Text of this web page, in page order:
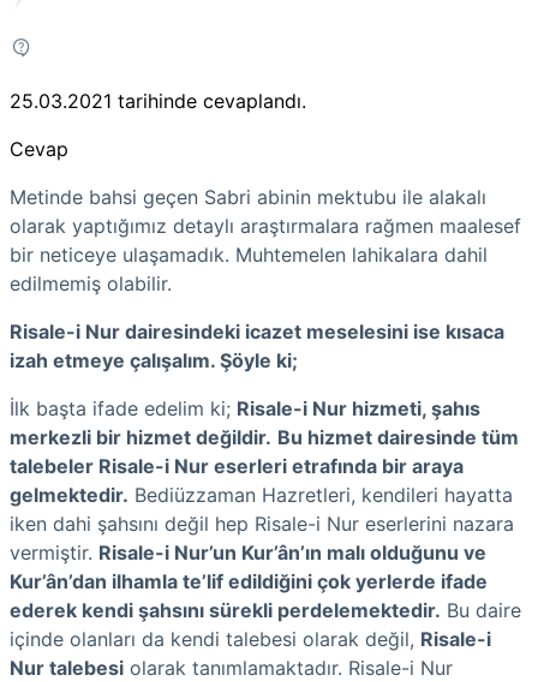
25.03.2021 tarihinde cevaplandı.
Cevap
Metinde bahsi geçen Sabri abinin mektubu ile alakalı
olarak yaptığımız detaylı araştırmalara rağmen maalesef
bir neticeye ulaşamadık. Muhtemelen lahikalara dahil
edilmemiş olabilir.
Risale-i Nur dairesindeki icazet meselesini ise kısaca
izah etmeye çalışalım. Şöyle ki;
İlk başta ifade edelim ki; Risale-i Nur hizmeti, şahıs
merkezli bir hizmet değildir. Bu hizmet dairesinde tüm
talebeler Risale-i Nur eserleri etrafında bir araya
gelmektedir. Bediüzzaman Hazretleri, kendileri hayatta
iken dahi şahsını değil hep Risale-i Nur eserlerini nazara
vermiştir. Risale-i Nur’un Kur’ân’ın malı olduğunu ve
Kur’ân’dan ilhamla te’lif edildiğini çok yerlerde ifade
ederek kendi şahsını sürekli perdelemektedir. Bu daire
içinde olanları da kendi talebesi olarak değil, Risale-i
Nur talebesi olarak tanımlamaktadır. Risale-i Nur